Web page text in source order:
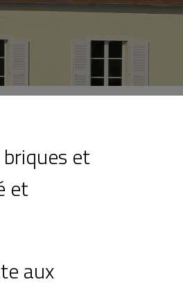
et
et
aux